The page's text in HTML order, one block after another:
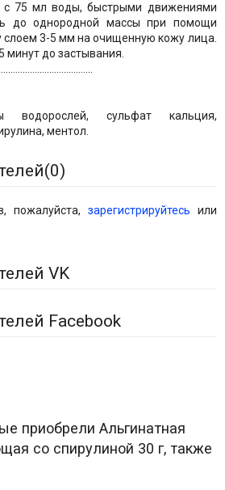
с 75 мл воды, быстрыми движениями
до однородной массы при помощи
слоем 3-5 мм на очищенную кожу лица.
минут до застывания.
водорослей, сульфат кальция,
ментол.
0)
пожалуйста, зарегистрируйтесь или
VK
Facebook
приобрели Альгинатная
со спирулиной 30 г, также